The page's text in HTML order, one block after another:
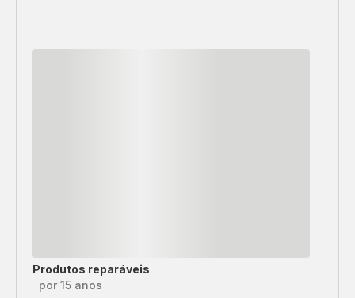
Produtos reparáveis
por 15 anos